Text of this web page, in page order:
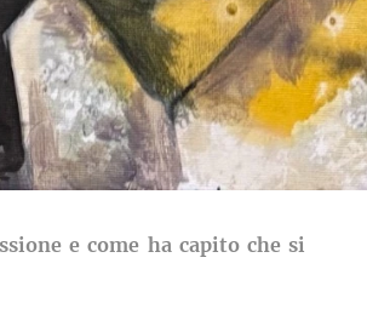
e come ha capito che si